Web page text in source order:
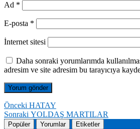
Ad *
E-posta *
İnternet sitesi
Daha sonraki yorumlarımda
adresim ve site adresim bu tarayıcıya
Yazı
gezinmesi
Önceki Önceki
yazı:
HATAY
Sonraki Sonraki
yazı:
YOLDAŞ MARTILAR
Popüler Yorumlar Etiketler